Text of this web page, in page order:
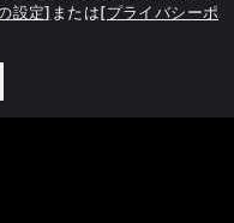
設定] または[プライバシーポ